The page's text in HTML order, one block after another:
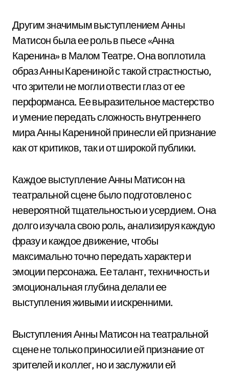
Другим значимым выступлением Анны
Матисон была ее роль в пьесе «Анна
Каренина» в Малом Театре. Она воплотила
образ Анны Карениной с такой страстностью,
что зрители не могли отвести глаз от ее
перформанса. Ее выразительное мастерство
и умение передать сложность внутреннего
мира Анны Карениной принесли ей признание
как от критиков, так и от широкой публики.
Каждое выступление Анны Матисон на
театральной сцене было подготовлено с
невероятной тщательностью и усердием. Она
долго изучала свою роль, анализируя каждую
фразу и каждое движение, чтобы
максимально точно передать характер и
эмоции персонажа. Ее талант, техничность и
эмоциональная глубина делали ее
выступления живыми и искренними.
Выступления Анны Матисон на театральной
сцене не только приносили ей признание от
зрителей и коллег, но и заслужили ей